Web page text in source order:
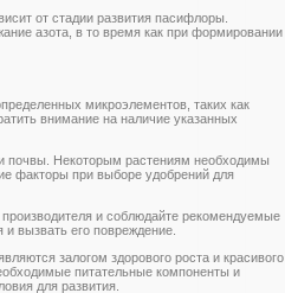
от стадии развития пасифлоры.
азота, в то время как при формировании
микроэлементов, таких как
внимание на наличие указанных
почвы. Некоторым растениям необходимы
факторы при выборе удобрений для
и соблюдайте рекомендуемые
вызвать его повреждение.
залогом здорового роста и красивого
питательные компоненты и
для развития.